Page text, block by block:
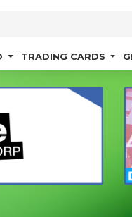
TRADING CARDS